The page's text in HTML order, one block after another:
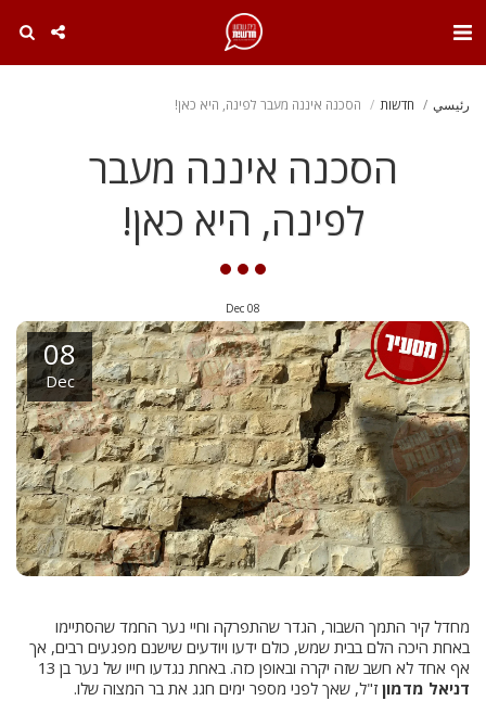
رئيسي חדשות הסכנה איננה מעבר לפינה, היא כאן!
הסכנה איננה מעבר
לפינה, היא כאן!
08
Dec
08
Dec
מחדל קיר התמך השבור, הגדר שהתפרקה וחיי נער החמד שהסתיימו
באחת היכה הלם בבית שמש, כולם ידעו ויודעים שישנם מפגעים רבים, אך
אף אחד לא חשב שזה יקרה ובאופן כזה. באחת נגדעו חייו של נער בן 13
דניאל מדמוןז"ל, שאך לפני מספר ימים חגג את בר המצוה שלו.